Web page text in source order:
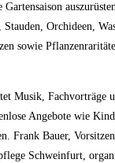
Stau­den, Orchi­deen,
sowie
Musik, Fach­vor­trä­ge
Ange­bo­te wie
Frank Bau­er,
Schwein­furt,